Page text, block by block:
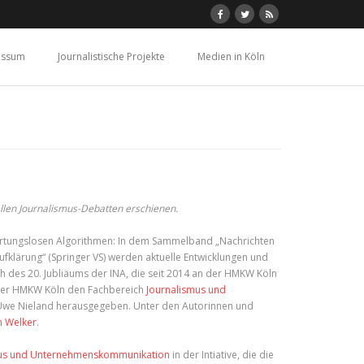
Journalistische Projekte Medien in Köln
Journalismus-Debatten erschienen.
Algorithmen: In dem Sammelband „Nachrichten
(Springer VS) werden aktuelle Entwicklungen und
20. Jubliäums der INA, die seit 2014 an der HMKW Köln
HMKW Köln den Fachbereich Journalismus und
Nieland herausgegeben. Unter den Autorinnen und
Welker.
und Unternehmenskommunikation in der Intiative, die die